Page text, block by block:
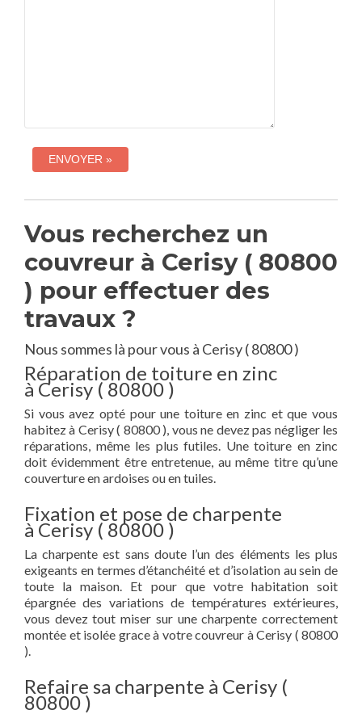
Vous recherchez un
couvreur à Cerisy ( 80800
) pour effectuer des
travaux ?
Nous sommes là pour vous à Cerisy ( 80800 )
Réparation de toiture en zinc
à Cerisy ( 80800 )
Si vous avez opté pour une toiture en zinc et que vous
habitez à Cerisy ( 80800 ), vous ne devez pas négliger les
réparations, même les plus futiles. Une toiture en zinc
doit évidemment être entretenue, au même titre qu’une
couverture en ardoises ou en tuiles.
Fixation et pose de charpente
à Cerisy ( 80800 )
La charpente est sans doute l’un des éléments les plus
exigeants en termes d’étanchéité et d’isolation au sein de
toute la maison. Et pour que votre habitation soit
épargnée des variations de températures extérieures,
vous devez tout miser sur une charpente correctement
montée et isolée grace à votre couvreur à Cerisy ( 80800
).
Refaire sa charpente à Cerisy (
80800 )